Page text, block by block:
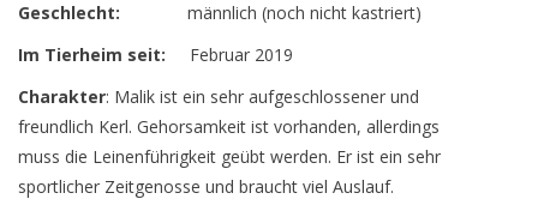
Geschlecht: männlich (noch nicht kastriert)
Im Tierheim seit: Februar 2019
Charakter: Malik ist ein sehr aufgeschlossener und
freundlich Kerl. Gehorsamkeit ist vorhanden, allerdings
muss die Leinenführigkeit geübt werden. Er ist ein sehr
sportlicher Zeitgenosse und braucht viel Auslauf.